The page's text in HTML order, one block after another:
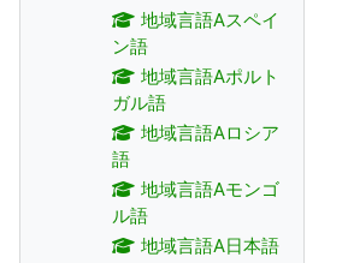
地域言語Aスペイ
ン語
地域言語Aポルト
ガル語
地域言語Aロシア
語
地域言語Aモンゴ
ル語
地域言語A日本語